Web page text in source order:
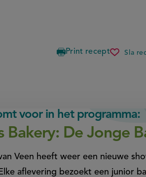
Print recept Sla
voor in het programma:
Bakery: De Jonge
Veen heeft weer een nieuwe
aflevering bezoekt een junior